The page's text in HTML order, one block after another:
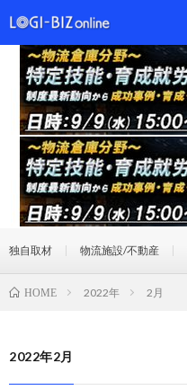
独自取材 物流施設/不動産
HOME 2022年 2月
2022年2月